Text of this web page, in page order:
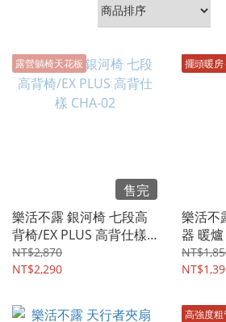
露營躺椅天花板
售完
樂活不露 銀河椅 七段高
背椅/EX PLUS 高背仕樣
CHA-02
NT$2,870
NT$2,290
擺頭暖
樂活不
器 暖爐
高強度